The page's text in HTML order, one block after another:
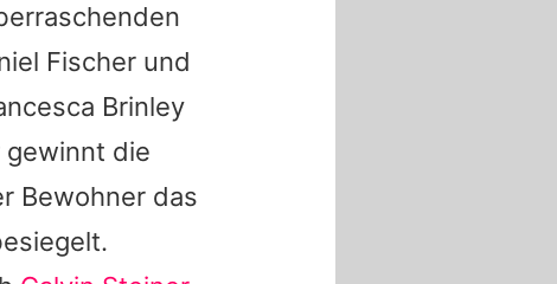
Fischer und
Brinley
gewinnt die
Bewohner das